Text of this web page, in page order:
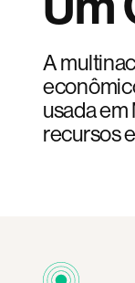
A
usada
recursos